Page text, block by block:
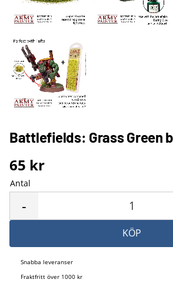
Battlefields: Grass Green
65 kr
Antal
-
KÖP
Snabba leveranser
Fraktfritt över 1000 kr